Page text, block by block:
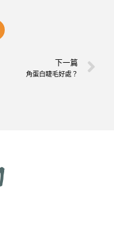
下一篇
角蛋白睫毛好處？